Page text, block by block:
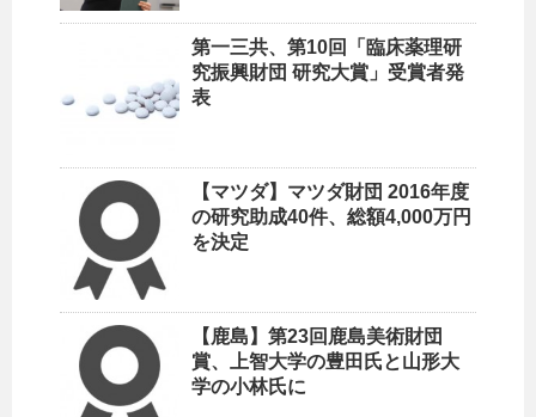
第一三共、第10回「臨床薬理研
究振興財団 研究大賞」受賞者発
表
【マツダ】マツダ財団 2016年度
の研究助成40件、総額4,000万円
を決定
【鹿島】第23回鹿島美術財団
賞、上智大学の豊田氏と山形大
学の小林氏に